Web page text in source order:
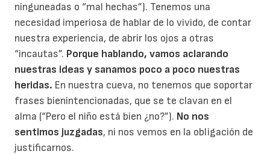
ninguneadas o “mal hechas”). Tenemos una
necesidad imperiosa de hablar de lo vivido, de contar
nuestra experiencia, de abrir los ojos a otras
“incautas”. Porque hablando, vamos aclarando
nuestras ideas y sanamos poco a poco nuestras
heridas. En nuestra cueva, no tenemos que soportar
frases bienintencionadas, que se te clavan en el
alma (“Pero el niño está bien ¿no?”). No nos
sentimos juzgadas, ni nos vemos en la obligación de
justificarnos.